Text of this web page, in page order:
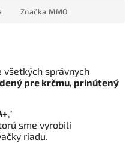
Značka MMO
správnych
pre krčmu, prinútený
,"
sme vyrobili
riadu.